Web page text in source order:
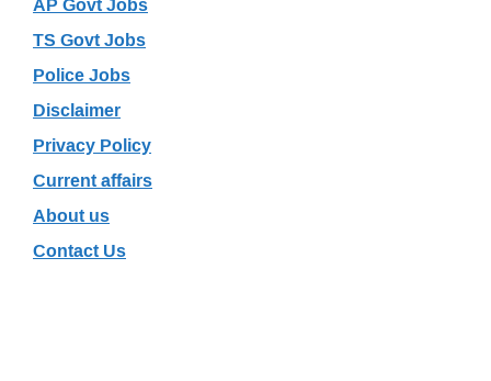
TS Govt Jobs
Police Jobs
Disclaimer
Privacy Policy
Current affairs
About us
Contact Us